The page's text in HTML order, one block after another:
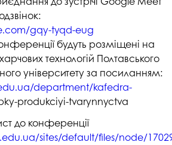
gqy-tyqd-eug
будуть розміщені на
технологій Полтавського
університету за посиланням:
department/kafedra-
produkciyi-tvarynnyctva
до конференції
sites/default/files/node/